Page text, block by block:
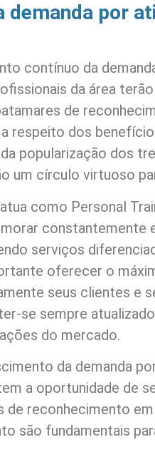
demanda por
contínuo da
da área
de
respeito dos
popularização dos
um círculo virtuoso
como Personal
constantemente
serviços
oferecer o
seus clientes e
se sempre
do mercado.
da demanda
a oportunidade de
de reconhecimento
são fundamentais